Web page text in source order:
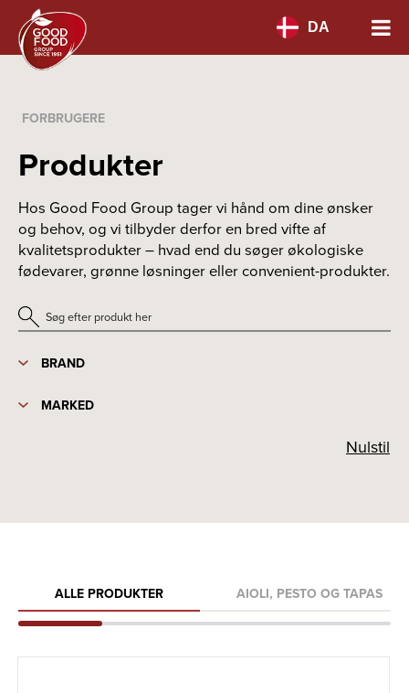
DA
FORBRUGERE
Produkter
Hos Good Food Group tager vi hånd om dine ønsker
og behov, og vi tilbyder derfor en bred vifte af
kvalitetsprodukter – hvad end du søger økologiske
fødevarer, grønne løsninger eller convenient-produkter.
BRAND
MARKED
Nulstil
ALLE PRODUKTER AIOLI, PESTO OG TAPAS